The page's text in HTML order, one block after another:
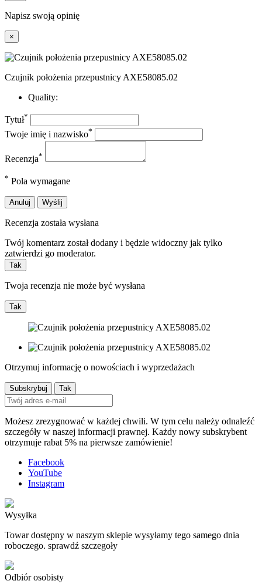
Napisz swoją opinię
×
Czujnik położenia przepustnicy AXE58085.02
Quality:
Tytuł*
Twoje imię i nazwisko*
Recenzja*
* Pola wymagane
Anuluj Wyślij
Recenzja została wysłana
Twój komentarz został dodany i będzie widoczny jak tylko
zatwierdzi go moderator.
Tak
Twoja recenzja nie może być wysłana
Tak
Otrzymuj informację o nowościach i wyprzedażach
Możesz zrezygnować w każdej chwili. W tym celu należy odnaleźć
szczegóły w naszej informacji prawnej. Każdy nowy subskrybent
otrzymuje rabat 5% na pierwsze zamówienie!
Facebook
YouTube
Instagram
Wysyłka
Towar dostępny w naszym sklepie wysyłamy tego samego dnia
roboczego. sprawdź szczegoły
Odbiór osobisty